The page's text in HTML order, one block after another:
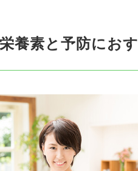
養素と予防にお